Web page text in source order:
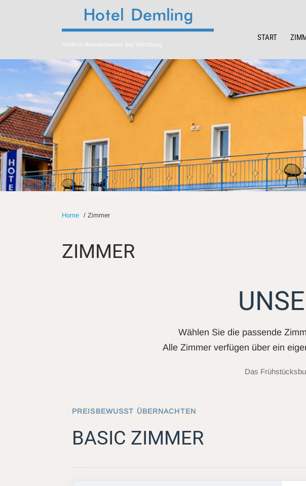
Hotel in Randersacker bei Würzburg
START
Home / Zimmer
ZIMMER
Wählen Sie die passende
Alle Zimmer verfügen über ein
Das
PREISBEWUSST ÜBERNACHTEN
BASIC ZIMMER